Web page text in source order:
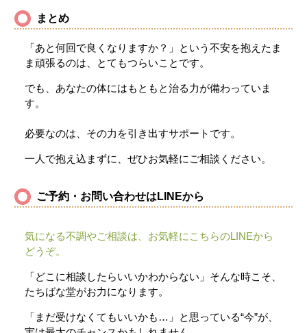
まとめ
「あと何回で良くなりますか？」という不安を抱えたま
ま頑張るのは、とてもつらいことです。
でも、あなたの体にはもともと治る力が備わっていま
す。
必要なのは、その力を引き出すサポートです。
一人で抱え込まずに、ぜひお気軽にご相談ください。
ご予約・お問い合わせはLINEから
気になる不調やご相談は、お気軽にこちらのLINEから
どうぞ。
「どこに相談したらいいかわからない」そんな時こそ、
たちばな堂がお力になります。
「 まだ受けなく て もいいかも…」 と 思っている“今”が、